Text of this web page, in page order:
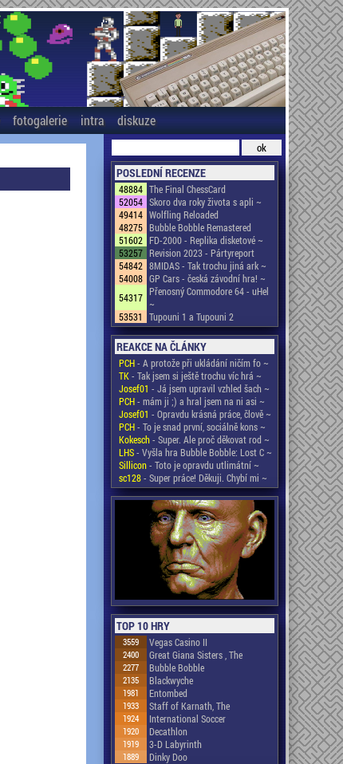
fotogalerie intra diskuze
POSLEDNÍ RECENZE
48884 The Final ChessCard
52054 Skoro dva roky života s apli ~
49414 Wolfling Reloaded
48275 Bubble Bobble Remastered
51602 FD-2000 - Replika disketové ~
53257 Revision 2023 - Pártyreport
54842 8MIDAS - Tak trochu jiná ark ~
54008 GP Cars - česká závodní hra! ~
54317 Přenosný Commodore 64 - uHel
~
53531
Tupouni 1 a Tupouni 2
REAKCE NA ČLÁNKY
PCH- A protože při ukládání ničím fo ~
TK- Tak jsem si ještě trochu víc hrá ~
Josef01 - Já jsem upravil vzhled šach ~
PCH- mám ji ;) a hral jsem na ni asi ~
Josef01 - Opravdu krásná práce, člově ~
PCH- To je snad první, sociálně kons ~
Kokesch- Super. Ale proč děkovat rod ~
LHS- Vyšla hra Bubble Bobble: Lost C ~
Sillicon- Toto je opravdu utlimátní ~
sc128- Super práce! Děkuji. Chybí mi ~
TOP 10 HRY
3559 Vegas Casino II
2400 Great Giana Sisters , The
2277 Bubble Bobble
2135 Blackwyche
1981 Entombed
1933 Staff of Karnath, The
1924 International Soccer
1920 Decathlon
1919 3-D Labyrinth
1889 Dinky Doo